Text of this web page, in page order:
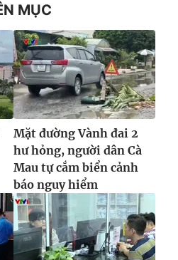
MỤC
Mặt đường Vành đai 2
hư hỏng, người dân Cà
Mau tự cắm biển cảnh
báo nguy hiểm